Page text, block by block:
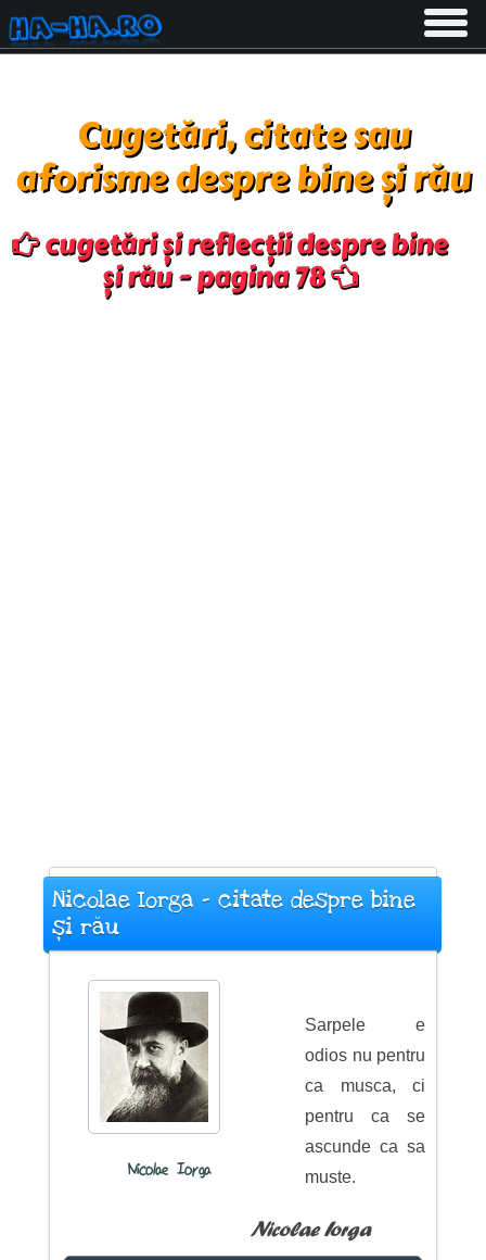
Toggle
Cugetări, citate sau
aforisme despre bine și rău
cugetări și reflecții despre bine
și rău - pagina 78
Nicolae Iorga - citate despre bine
și rău
Nicolae Iorga
Sarpele e
odios nu pentru
ca musca, ci
pentru ca se
ascunde ca sa
muste.
Nicolae Iorga